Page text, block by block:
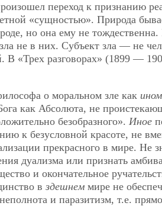
переход к признанию
«сущностью». Природа
но она ему не
не в них. Субъект зла — не
В «Трех разговорах» (1899 —
о моральном зле как ином
как Абсолюта, не
безобразного». Иное
к безусловной красоте, не
прекрасного в мире. Не
дуализма или признать
и окончательное
в здешнем мире не
и паразитизм, т.е.